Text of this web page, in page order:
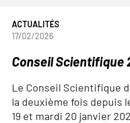
ACTUALITÉS
17/02/2026
Conseil Scientifique
Le Conseil Scientifique
la deuxième fois depuis
19 et mardi 20 janvier